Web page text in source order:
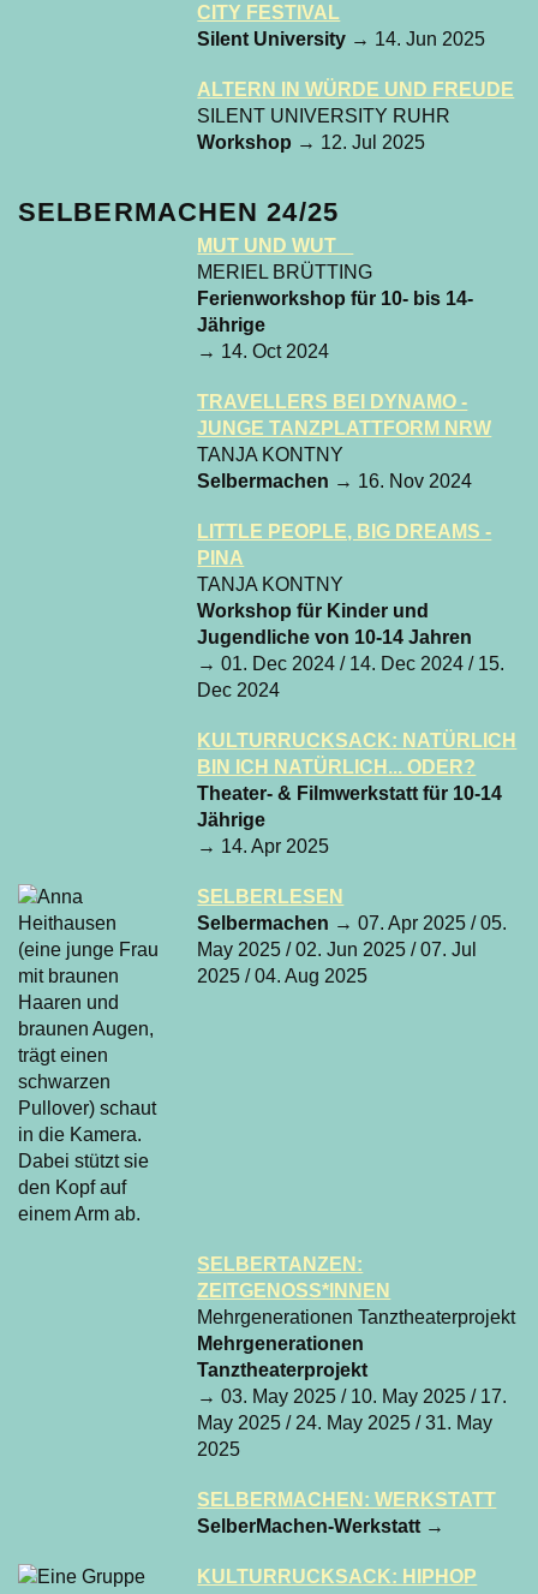
CITY FESTIVAL
Silent University → 14. Jun 2025
ALTERN IN WÜRDE UND FREUDE
SILENT UNIVERSITY RUHR
Workshop → 12. Jul 2025
SELBERMACHEN 24/25
MUT UND WUT
MERIEL BRÜTTING
Ferienworkshop für 10- bis 14-
Jährige
→ 14. Oct 2024
TRAVELLERS BEI DYNAMO -
JUNGE TANZPLATTFORM NRW
TANJA KONTNY
Selbermachen → 16. Nov 2024
LITTLE PEOPLE, BIG DREAMS -
PINA
TANJA KONTNY
Workshop für Kinder und
Jugendliche von 10-14 Jahren
→ 01. Dec 2024 / 14. Dec 2024 / 15.
Dec 2024
KULTURRUCKSACK: NATÜRLICH
BIN ICH NATÜRLICH... ODER?
Theater- & Filmwerkstatt für 10-14
Jährige
→ 14. Apr 2025
SELBERLESEN
Selbermachen → 07. Apr 2025 / 05.
May 2025 / 02. Jun 2025 / 07. Jul
2025 / 04. Aug 2025
SELBERTANZEN:
ZEITGENOSS*INNEN
Mehrgenerationen Tanztheaterprojekt
Mehrgenerationen
Tanztheaterprojekt
→ 03. May 2025 / 10. May 2025 / 17.
May 2025 / 24. May 2025 / 31. May
2025
SELBERMACHEN: WERKSTATT
SelberMachen-Werkstatt →
KULTURRUCKSACK: HIPHOP